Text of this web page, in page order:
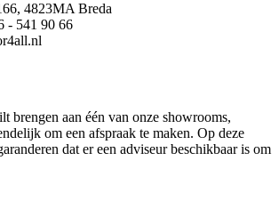
4823MA Breda
- 541 90 66
brengen aan één van onze showrooms,
om een afspraak te maken. Op deze
dat er een adviseur beschikbaar is om